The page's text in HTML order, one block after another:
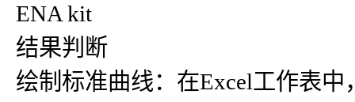
ENA kit
结果判断
绘制标准曲线：在Excel工作表